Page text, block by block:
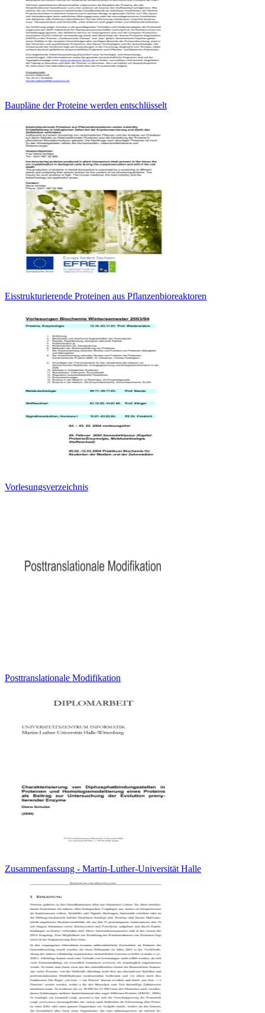
Baupläne der Proteine werden entschlüsselt
Eisstrukturierende Proteinen aus Pflanzenbioreaktoren
Vorlesungsverzeichnis
Posttranslationale Modifikation
Zusammenfassung - Martin-Luther-Universität Halle